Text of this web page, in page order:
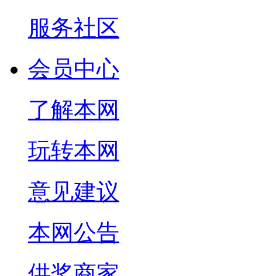
服务社区
会员中心
了解本网
玩转本网
意见建议
本网公告